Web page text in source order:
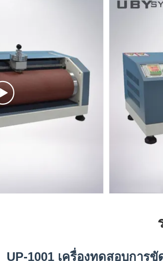
UP-1001 เครื่องทดสอบการ